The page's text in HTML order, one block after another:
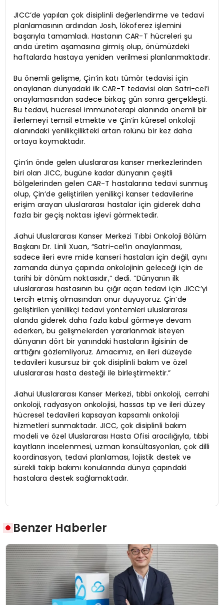
JICC’de yapılan çok disiplinli değerlendirme ve tedavi
planlamasının ardından Josh, lökoferez işlemini
başarıyla tamamladı. Hastanın CAR-T hücreleri şu
anda üretim aşamasına girmiş olup, önümüzdeki
haftalarda hastaya yeniden verilmesi planlanmaktadır.
Bu önemli gelişme, Çin’in katı tümör tedavisi için
onaylanan dünyadaki ilk CAR-T tedavisi olan Satri-cel’i
onaylamasından sadece birkaç gün sonra gerçekleşti.
Bu tedavi, hücresel immünoterapi alanında önemli bir
ilerlemeyi temsil etmekte ve Çin’in küresel onkoloji
alanındaki yenilikçilikteki artan rolünü bir kez daha
ortaya koymaktadır.
Çin’in önde gelen uluslararası kanser merkezlerinden
biri olan JICC, bugüne kadar dünyanın çeşitli
bölgelerinden gelen CAR-T hastalarına tedavi sunmuş
olup, Çin’de geliştirilen yenilikçi kanser tedavilerine
erişim arayan uluslararası hastalar için giderek daha
fazla bir geçiş noktası işlevi görmektedir.
Jiahui Uluslararası Kanser Merkezi Tıbbi Onkoloji Bölüm
Başkanı Dr. Linli Xuan, “Satri-cel’in onaylanması,
sadece ileri evre mide kanseri hastaları için değil, aynı
zamanda dünya çapında onkolojinin geleceği için de
tarihi bir dönüm noktasıdır,” dedi. “Dünyanın ilk
uluslararası hastasının bu çığır açan tedavi için JICC’yi
tercih etmiş olmasından onur duyuyoruz. Çin’de
geliştirilen yenilikçi tedavi yöntemleri uluslararası
alanda giderek daha fazla kabul görmeye devam
ederken, bu gelişmelerden yararlanmak isteyen
dünyanın dört bir yanındaki hastaların ilgisinin de
arttığını gözlemliyoruz. Amacımız, en ileri düzeyde
tedavileri kusursuz bir çok disiplinli bakım ve özel
uluslararası hasta desteği ile birleştirmektir.”
Jiahui Uluslararası Kanser Merkezi, tıbbi onkoloji, cerrahi
onkoloji, radyasyon onkolojisi, hassas tıp ve ileri düzey
hücresel tedavileri kapsayan kapsamlı onkoloji
hizmetleri sunmaktadır. JICC, çok disiplinli bakım
modeli ve özel Uluslararası Hasta Ofisi aracılığıyla, tıbbi
kayıtların incelenmesi, uzman konsültasyonları, çok dilli
koordinasyon, tedavi planlaması, lojistik destek ve
sürekli takip bakımı konularında dünya çapındaki
hastalara destek sağlamaktadır.
Benzer Haberler